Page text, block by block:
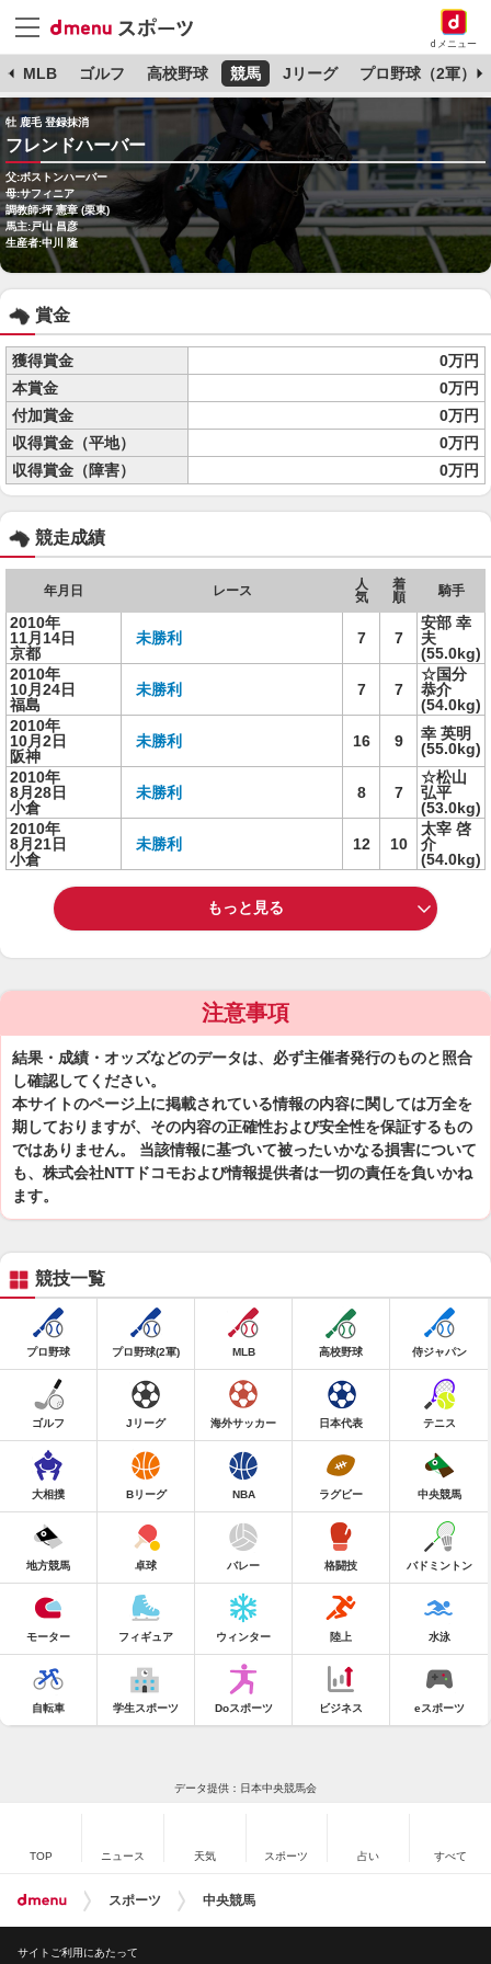
dメニュー
MLB ゴルフ 高校野球 競馬 Jリーグ プロ野球（2軍）
牡 鹿毛 登録抹消
フレンドハーバー
父:ボストンハーバー
母:サフィニア
調教師:坪 憲章 (栗東)
馬主:戸山 昌彦
生産者:中川 隆
賞金
獲得賞金
0万円
本賞金
0万円
付加賞金
0万円
収得賞金（平地）
0万円
収得賞金（障害）
0万円
競走成績
年月日 レース
人
気
着
順
騎手
2010年
11月14日
京都
未勝利 7 7
安部 幸
夫
(55.0kg)
2010年
10月24日
福島
未勝利 7 7
☆国分
恭介
(54.0kg)
2010年
10月2日
阪神
未勝利 16 9
幸 英明
(55.0kg)
2010年
8月28日
小倉
未勝利 8 7
☆松山
弘平
(53.0kg)
2010年
8月21日
小倉
未勝利 12 10
太宰 啓
介
(54.0kg)
もっと見る
注意事項
結果・成績・オッズなどのデータは、必ず主催者発行のものと照合
し確認してください。
本サイトのページ上に掲載されている情報の内容に関しては万全を
期しておりますが、その内容の正確性および安全性を保証するもの
ではありません。 当該情報に基づいて被ったいかなる損害について
も、株式会社NTTドコモおよび情報提供者は一切の責任を負いかね
ます。
競技一覧
プロ野球 プロ野球(2軍) MLB 高校野球 侍ジャパン
ゴルフ Jリーグ 海外サッカー 日本代表 テニス
大相撲 Bリーグ NBA ラグビー 中央競馬
地方競馬 卓球 バレー 格闘技 バドミントン
モーター フィギュア ウィンター 陸上 水泳
自転車 学生スポーツ Doスポーツ ビジネス eスポーツ
データ提供：日本中央競馬会
TOP ニュース 天気 スポーツ 占い すべて
スポーツ 中央競馬
サイトご利用にあたって